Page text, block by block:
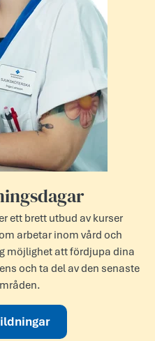
ett brett utbud av kurser
arbetar inom vård och
möjlighet att fördjupa dina
och ta del av den senaste